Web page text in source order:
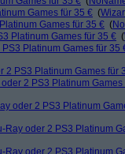
Games für 35 € (
Games für 35 € (
Platinum Games für 35 € (
Platinum Games für 35
2 PS3 Platinum Games für
2 PS3 Platinum Games
oder 2 PS3 Platinum
Ray oder 2 PS3 Platinum
Ray oder 2 PS3 Platinum